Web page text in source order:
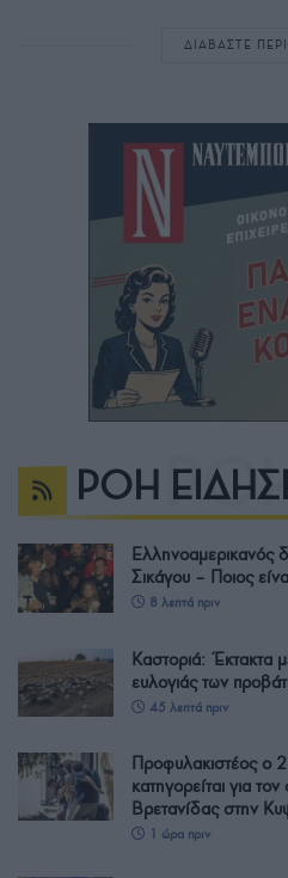
ΔΙΑΒΑΣΤΕ
ΡΟΗ
Ελληνοαμερικανός
Σικάγου – Ποιος
8 λεπτά πριν
Καστοριά: Έκτακτα
ευλογιάς των
45 λεπτά πριν
Προφυλακιστέος ο
κατηγορείται για
Βρετανίδας στην
1 ώρα πριν